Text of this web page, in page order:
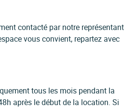
contacté par notre représentant
vous convient, repartez avec
tous les mois pendant la
après le début de la location. Si